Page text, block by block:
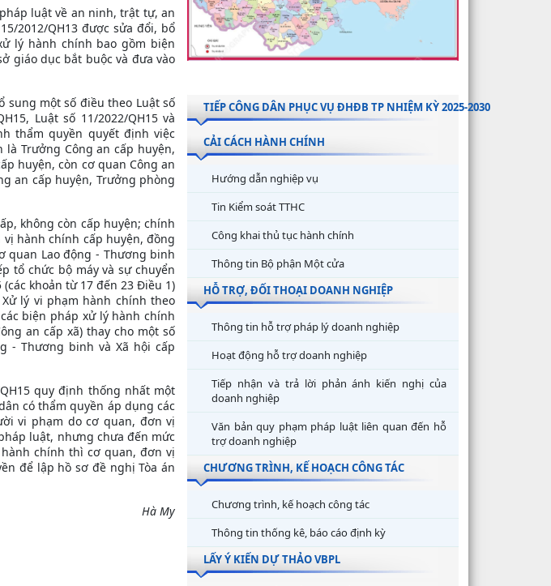
luật về an ninh, trật tự, an
2012/QH13 được sửa đổi, bổ
lý hành chính bao gồm biện
giáo dục bắt buộc và đưa vào
sung một số điều theo Luật số
Luật số 11/2022/QH15 và
thẩm quyền quyết định việc
Trưởng Công an cấp huyện,
huyện, còn cơ quan Công an
an cấp huyện, Trưởng phòng
không còn cấp huyện; chính
hành chính cấp huyện, đồng
quan Lao động - Thương binh
tổ chức bộ máy và sự chuyển
khoản từ 17 đến 23 Điều 1)
lý vi phạm hành chính theo
biện pháp xử lý hành chính
an cấp xã) thay cho một số
- Thương binh và Xã hội cấp
quy định thống nhất một
có thẩm quyền áp dụng các
vi phạm do cơ quan, đơn vị
luật, nhưng chưa đến mức
chính thì cơ quan, đơn vị
để lập hồ sơ đề nghị Tòa án
Hà My
TIẾP CÔNG DÂN PHỤC VỤ ĐHĐB TP NHIỆM KỲ 2025-2030
CẢI CÁCH HÀNH CHÍNH
Hướng dẫn nghiệp vụ
Tin Kiểm soát TTHC
Công khai thủ tục hành chính
Thông tin Bộ phận Một cửa
HỖ TRỢ, ĐỐI THOẠI DOANH NGHIỆP
Thông tin hỗ trợ pháp lý doanh nghiệp
Hoạt động hỗ trợ doanh nghiệp
Tiếp nhận và trả lời phản ánh kiến nghị của
doanh nghiệp
Văn bản quy phạm pháp luật liên quan đến hỗ
trợ doanh nghiệp
CHƯƠNG TRÌNH, KẾ HOẠCH CÔNG TÁC
Chương trình, kế hoạch công tác
Thông tin thống kê, báo cáo định kỳ
LẤY Ý KIẾN DỰ THẢO VBPL